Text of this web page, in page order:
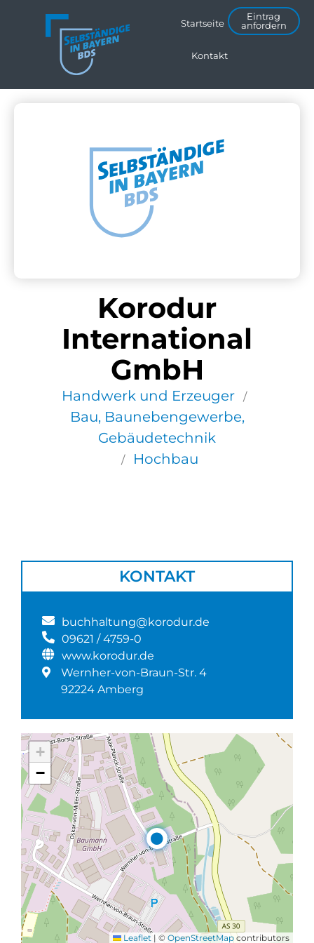
Startseite
Kontakt
Eintrag
anfordern
Korodur
International
GmbH
Handwerk und Erzeuger /
Bau, Baunebengewerbe,
Gebäudetechnik
/ Hochbau
KONTAKT
buchhaltung@korodur.de
09621 / 4759-0
www.korodur.de
Wernher-von-Braun-Str. 4
92224 Amberg
+
−
Leaflet | © OpenStreetMap contributors